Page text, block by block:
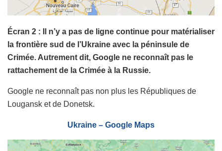
Écran 2 : Il n’y a pas de ligne continue pour matérialiser
la frontière sud de l’Ukraine avec la péninsule de
Crimée. Autrement dit, Google ne reconnaît pas le
rattachement de la Crimée à la Russie.
Google ne reconnaît pas non plus les Républiques de
Lougansk et de Donetsk.
Ukraine – Google Maps